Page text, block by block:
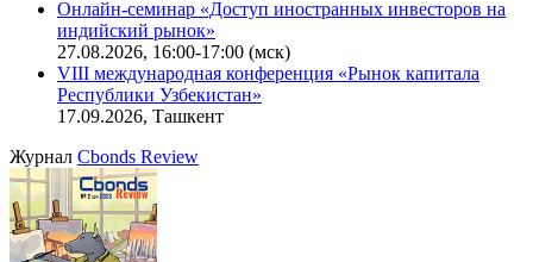
Онлайн-семинар «Новый стандарт инвестиций в
офисную недвижимость»
11.08.2026, 16:30-18:00 (мск)
Онлайн-семинар «Доступ иностранных инвесторов на
индийский рынок»
VIII международная конференция «Рынок капитала
Республики Узбекистан»
17.09.2026, Ташкент
ЖурналCbonds Review